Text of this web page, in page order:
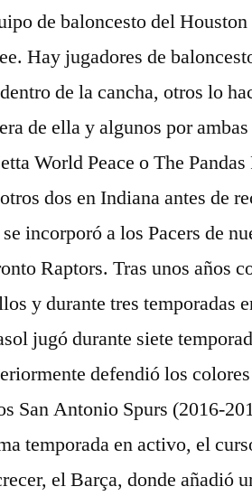
de baloncesto del
Hay jugadores de
de la cancha, otros lo
de ella y algunos por ambas
World Peace o The Pandas
dos en Indiana antes de
incorporó a los Pacers de
Raptors. Tras unos años
y durante tres temporadas
jugó durante siete
defendió los
San Antonio Spurs (2016-
temporada en activo, el
el Barça, donde añadió